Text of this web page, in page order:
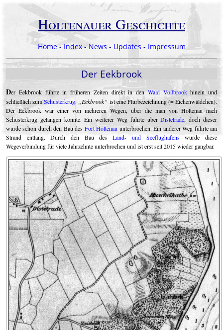
Holtenauer Geschichte
Home-Index- News - Updates - Impressum
Der Eekbrook
Der Eekbrook führte in früheren Zeiten direkt in denWald Voßbrookhinein und
schließlich zumSchusterkrug. Eekbrook
ist eine Flurbezeichnung (= Eichen­wäld­chen).
Der Eekbrook war einer von mehreren Wegen, über die man von Holtenau nach
Schusterkrug gelangen konnte. Ein weiterer Weg führte überDistelrade, doch dieser
wurde schon durch den Bau des Fort Holtenau unterbrochen. Ein anderer Weg führte am
Strand entlang. Durch den Bau desLand- und Seeflughafenswurde diese
Wegeverbindung für viele Jahrzehnte unterbrochen und ist erst seit 2015 wieder gangbar.